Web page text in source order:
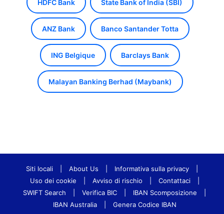
HDFC Bank State Bank of India (SBI)
ANZ Bank Banco Santander Totta
ING Belgique Barclays Bank
Malayan Banking Berhad (Maybank)
Siti locali About Us Informativa sulla privacy
Uso dei cookie
Avviso di rischio Contattaci
SWIFT Search
Verifica BIC IBAN Scomposizione
IBAN Australia
Genera Codice IBAN